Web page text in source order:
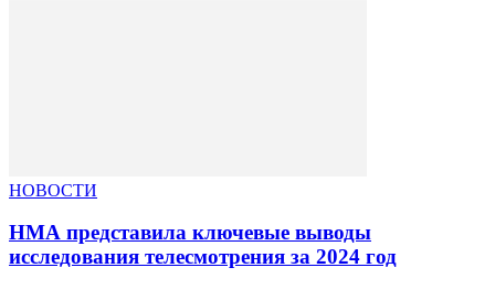
НОВОСТИ
НМА представила ключевые выводы
исследования телесмотрения за 2024 год